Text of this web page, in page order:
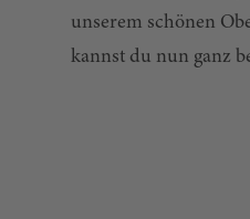
unserem schönen
kannst du nun ganz